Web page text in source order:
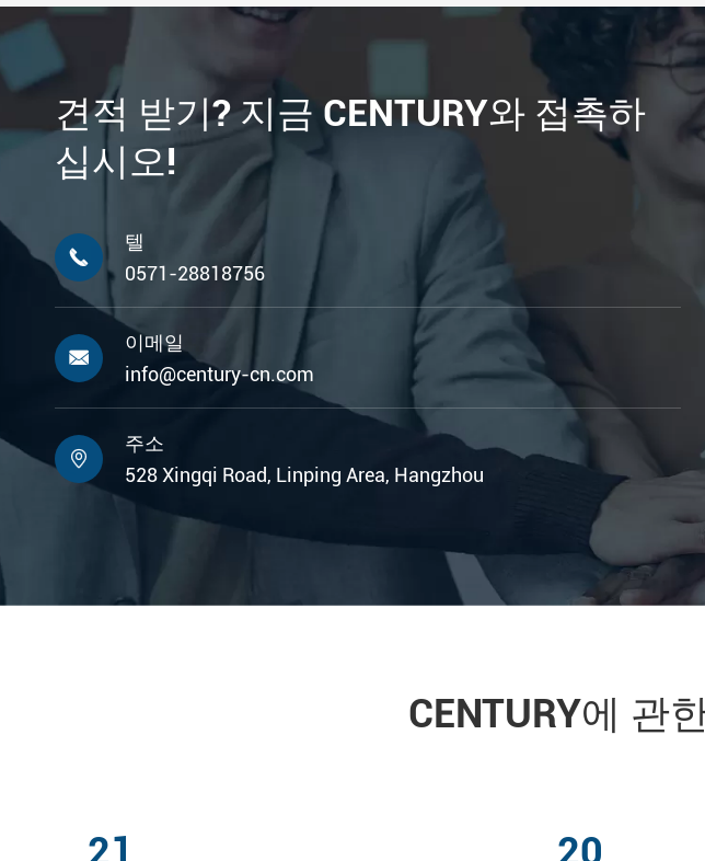
견적 받기? 지금 CENTURY와 접촉하
십시오!

텔
0571-28818756

이메일
info@century-cn.com

주소
528 Xingqi Road, Linping Area, Hangzhou
CENTURY에 관